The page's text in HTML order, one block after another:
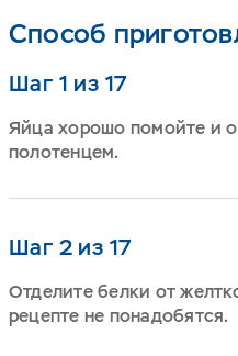
Способ
Шаг 1 из 17
Яйца хорошо помойте и
полотенцем.
Шаг 2 из 17
Отделите белки от
рецепте не понадобятся.